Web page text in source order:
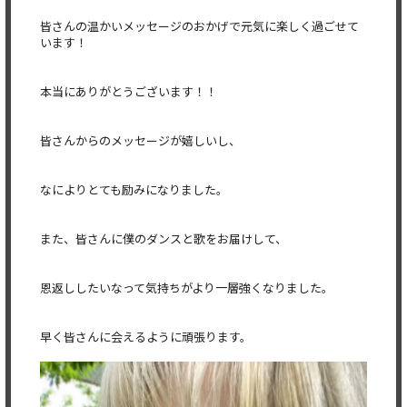
皆さんの温かいメッセージのおかげで元気に楽しく過ごせて
います！
本当にありがとうございます！！
皆さんからのメッセージが嬉しいし、
なによりとても励みになりました。
また、皆さんに僕のダンスと歌をお届けして、
恩返ししたいなって気持ちがより一層強くなりました。
早く皆さんに会えるように頑張ります。